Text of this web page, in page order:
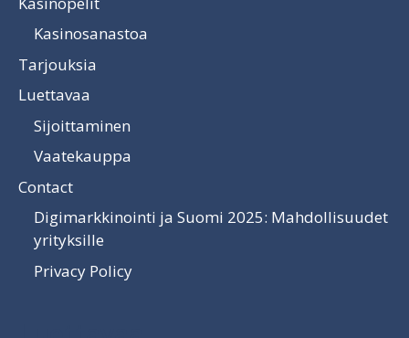
Kasinosanastoa
Tarjouksia
Luettavaa
Sijoittaminen
Vaatekauppa
Contact
Digimarkkinointi ja Suomi 2025: Mahdollisuudet
yrityksille
Privacy Policy